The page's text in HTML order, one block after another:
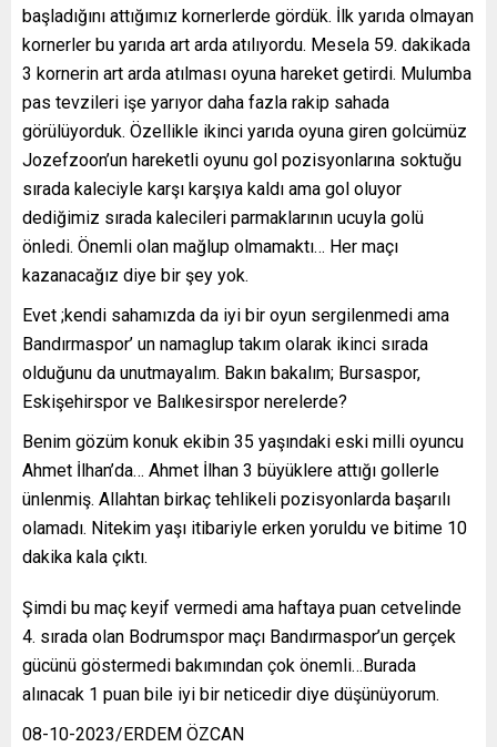
başladığını attığımız kornerlerde gördük. İlk yarıda olmayan
kornerler bu yarıda art arda atılıyordu. Mesela 59. dakikada
3 kornerin art arda atılması oyuna hareket getirdi. Mulumba
pas tevzileri işe yarıyor daha fazla rakip sahada
görülüyorduk. Özellikle ikinci yarıda oyuna giren golcümüz
Jozefzoon’un hareketli oyunu gol pozisyonlarına soktuğu
sırada kaleciyle karşı karşıya kaldı ama gol oluyor
dediğimiz sırada kalecileri parmaklarının ucuyla golü
önledi. Önemli olan mağlup olmamaktı… Her maçı
kazanacağız diye bir şey yok.
Evet ;kendi sahamızda da iyi bir oyun sergilenmedi ama
Bandırmaspor’ un namaglup takım olarak ikinci sırada
olduğunu da unutmayalım. Bakın bakalım; Bursaspor,
Eskişehirspor ve Balıkesirspor nerelerde?
Benim gözüm konuk ekibin 35 yaşındaki eski milli oyuncu
Ahmet İlhan’da… Ahmet İlhan 3 büyüklere attığı gollerle
ünlenmiş. Allahtan birkaç tehlikeli pozisyonlarda başarılı
olamadı. Nitekim yaşı itibariyle erken yoruldu ve bitime 10
dakika kala çıktı.
Şimdi bu maç keyif vermedi ama haftaya puan cetvelinde
4. sırada olan Bodrumspor maçı Bandırmaspor’un gerçek
gücünü göstermedi bakımından çok önemli…Burada
alınacak 1 puan bile iyi bir neticedir diye düşünüyorum.
08-10-2023/ERDEM ÖZCAN